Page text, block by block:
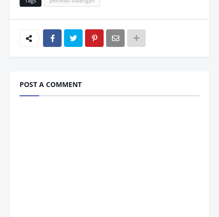
POST A COMMENT